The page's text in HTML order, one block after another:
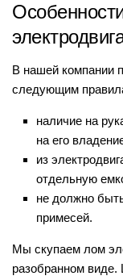
В нашей компании
следующим
наличие на
на его
из
отдельную
не должно
примесей.
Мы скупаем лом
разобранном виде.